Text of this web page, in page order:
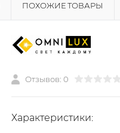
ПОХОЖИЕ ТОВАРЫ
Отзывов: 0
Характеристики: